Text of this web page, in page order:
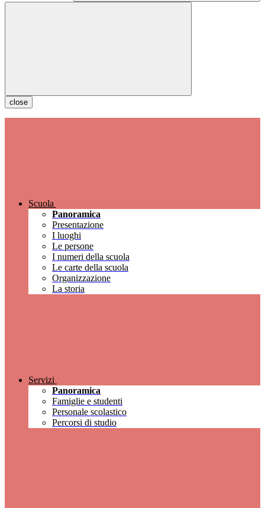
close
Scuola
Panoramica
Presentazione
I luoghi
Le persone
I numeri della scuola
Le carte della scuola
Organizzazione
La storia
Servizi
Panoramica
Famiglie e studenti
Personale scolastico
Percorsi di studio